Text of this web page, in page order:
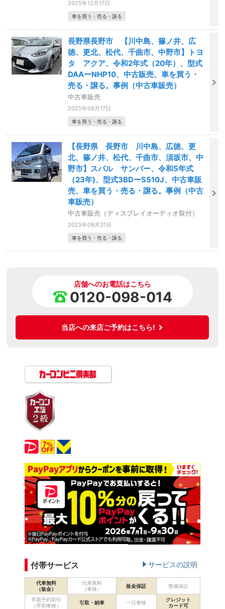
2025年12月17日
車を買う・売る・譲る
長野県長野市 【川中島、篠ノ井、広
徳、更北、松代、千曲市、中野市】トヨ
タ アクア、令和2年式（20年）、型式
DAAーNHP10、中古販売、車を買う・
売る・譲る。事例（中古車販売）
中古車販売
2025年09月17日
車を買う・売る・譲る
【長野県 長野市 川中島、広徳、更
北、篠ノ井、松代、千曲市、須坂市、中
野市】スバル サンバー、令和5年式
（23年)、型式3BDーS510J、中古車販
売、車を買う・売る・譲る。事例（中古
車販売）
中古車販売（ディスプレイオーディオ取付）
2025年08月31日
車を買う・売る・譲る
店舗へのお電話はこちら
0120-098-014
当店への来店ご予約はこちら!
付帯サービス サービスの説明
代車無料
（板金）
代車無料
（車検）
板金保証 整備保証
早期予約割引
（早割車検）
引取・納車 一日車検
クレジット
カード可